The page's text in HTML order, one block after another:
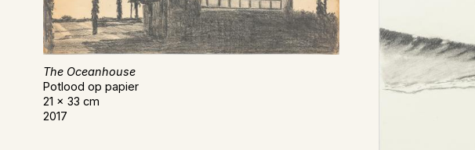
The Oceanhouse
Potlood op papier
21 x 33 cm
2017